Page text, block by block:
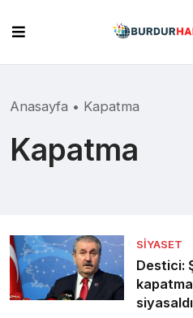
content
Anasayfa • Kapatma
Kapatma
SIYASET
Destici: